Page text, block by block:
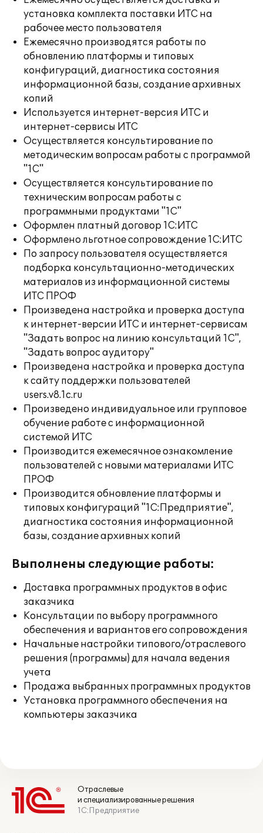
установка комплекта поставки ИТС на
рабочее место пользователя
Ежемесячно производятся работы по
обновлению платформы и типовых
конфигураций, диагностика состояния
информационной базы, создание архивных
копий
Используется интернет-версия ИТС и
интернет-сервисы ИТС
Осуществляется консультирование по
методическим вопросам работы с программой
"1С"
Осуществляется консультирование по
техническим вопросам работы с
программными продуктами "1С"
Оформлен платный договор 1С:ИТС
Оформлено льготное сопровождение 1С:ИТС
По запросу пользователя осуществляется
подборка консультационно-методических
материалов из информационной системы
ИТС ПРОФ
Произведена настройка и проверка доступа
к интернет-версии ИТС и интернет-сервисам
"Задать вопрос на линию консультаций 1С",
"Задать вопрос аудитору"
Произведена настройка и проверка доступа
к сайту поддержки пользователей
users.v8.1c.ru
Произведено индивидуальное или групповое
обучение работе с информационной
системой ИТС
Производится ежемесячное ознакомление
пользователей с новыми материалами ИТС
ПРОФ
Производится обновление платформы и
типовых конфигураций "1С:Предприятие",
диагностика состояния информационной
базы, создание архивных копий
Выполнены следующие работы:
Доставка программных продуктов в офис
заказчика
Консультации по выбору программного
обеспечения и вариантов его сопровождения
Начальные настройки типового/отраслевого
решения (программы) для начала ведения
учета
Продажа выбранных программных продуктов
Установка программного обеспечения на
компьютеры заказчика
Отраслевые
и специализированные решения
1С:Предприятие